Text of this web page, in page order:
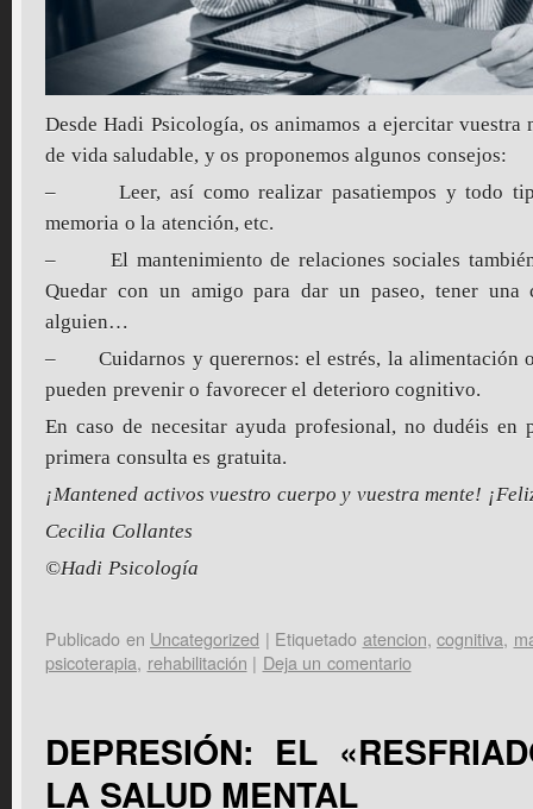
Desde Hadi Psicología, os animamos a ejercitar vuestra
de vida saludable, y os proponemos algunos consejos:
– Leer, así como realizar pasatiempos y todo
memoria o la atención, etc.
– El mantenimiento de relaciones sociales también
Quedar con un amigo para dar un paseo, tener una
alguien…
– Cuidarnos y querernos: el estrés, la alimentación o
pueden prevenir o favorecer el deterioro cognitivo.
En caso de necesitar ayuda profesional, no dudéis en
primera consulta es gratuita.
¡Mantened activos vuestro cuerpo y vuestra mente!
Cecilia Collantes
©Hadi Psicología
Publicado en Uncategorized | Etiquetado atencion, cognitiva,
psicoterapia, rehabilitación | Deja un comentario
DEPRESIÓN: EL
LA SALUD MENTAL